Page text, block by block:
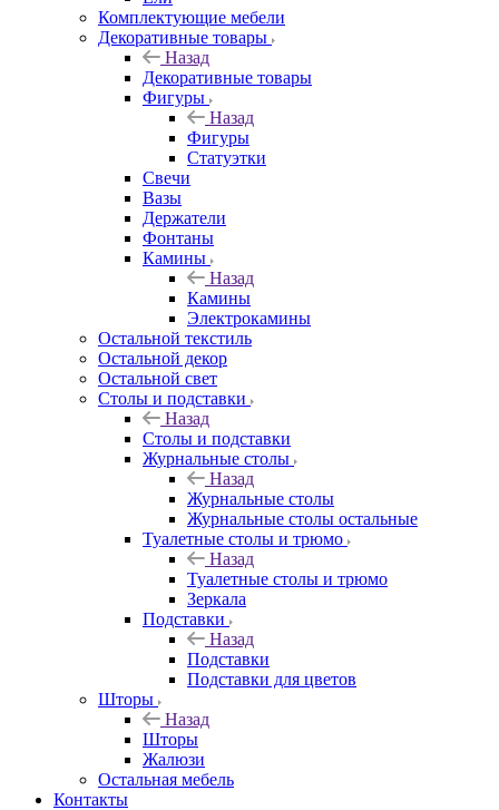
Комплектующие мебели
Декоративные товары
Назад
Декоративные товары
Фигуры
Назад
Фигуры
Статуэтки
Свечи
Вазы
Держатели
Фонтаны
Камины
Назад
Камины
Электрокамины
Остальной текстиль
Остальной декор
Остальной свет
Столы и подставки
Назад
Столы и подставки
Журнальные столы
Назад
Журнальные столы
Журнальные столы остальные
Туалетные столы и трюмо
Назад
Туалетные столы и трюмо
Зеркала
Подставки
Назад
Подставки
Подставки для цветов
Шторы
Назад
Шторы
Жалюзи
Остальная мебель
Контакты